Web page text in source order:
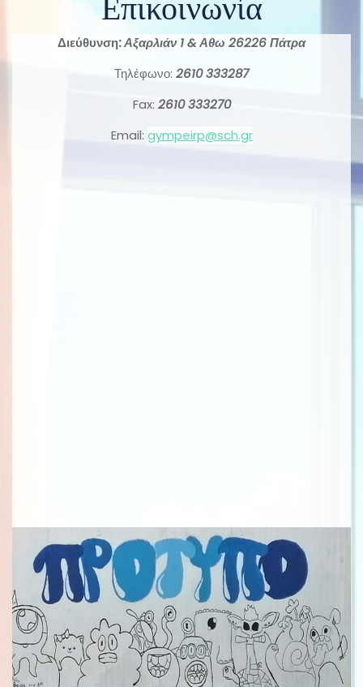
Διεύθυνση:Αξαρλιάν 1 & Αθω 26226 Πάτρα
Τηλέφωνο: 2610 333287
Fax: 2610 333270
Email: gympeirp@sch.gr